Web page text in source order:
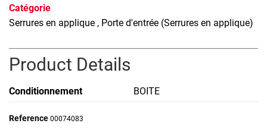
Catégorie
Serrures en applique , Porte d'entrée (Serrures en applique)
Product Details
Conditionnement BOITE
Reference 00074083